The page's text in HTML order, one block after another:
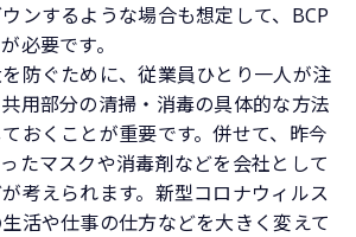
ンするような場合も想定して、BCP
必要です。
防ぐために、従業員ひとり一人が注
用部分の清掃・消毒の具体的な方法
おくことが重要です。併せて、昨今
たマスクや消毒剤などを会社として
考えられます。新型コロナウィルス
活や仕事の仕方などを大きく変えて